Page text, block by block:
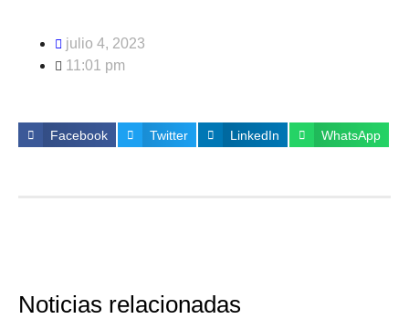
julio 4, 2023
11:01 pm
Facebook Twitter LinkedIn WhatsApp
Noticias relacionadas